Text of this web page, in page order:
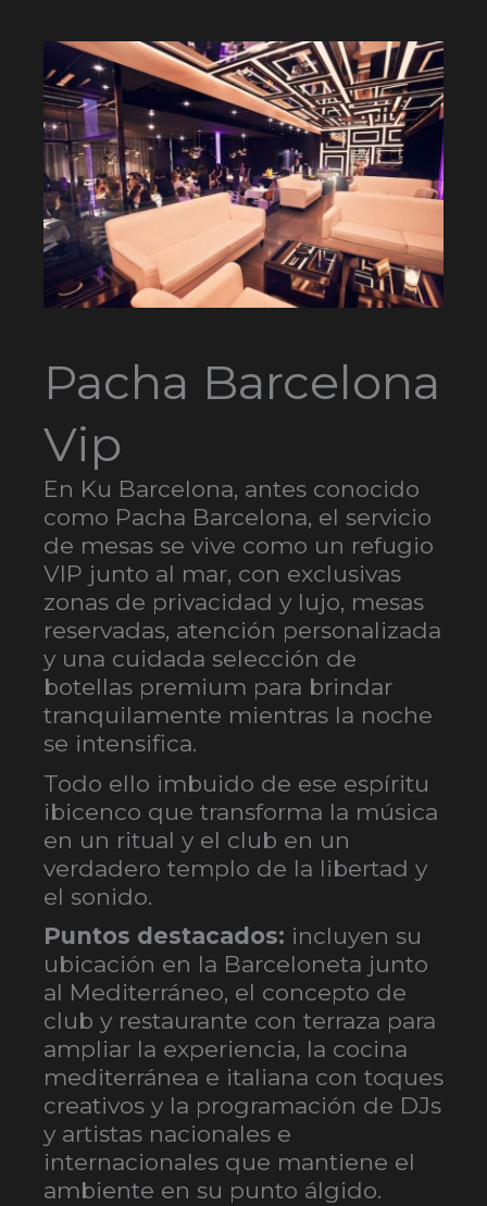
Pacha Barcelona
Vip
En Ku Barcelona, antes conocido
como Pacha Barcelona, el servicio
de mesas se vive como un refugio
VIP junto al mar, con exclusivas
zonas de privacidad y lujo, mesas
reservadas, atención personalizada
y una cuidada selección de
botellas premium para brindar
tranquilamente mientras la noche
se intensifica.
Todo ello imbuido de ese espíritu
ibicenco que transforma la música
en un ritual y el club en un
verdadero templo de la libertad y
el sonido.
Puntos destacados: incluyen su
ubicación en la Barceloneta junto
al Mediterráneo, el concepto de
club y restaurante con terraza para
ampliar la experiencia, la cocina
mediterránea e italiana con toques
creativos y la programación de DJs
y artistas nacionales e
internacionales que mantiene el
ambiente en su punto álgido.